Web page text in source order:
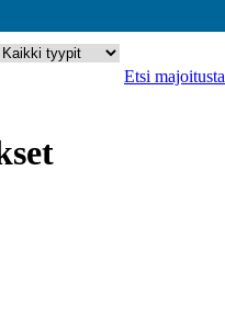
Etsi majoitusta